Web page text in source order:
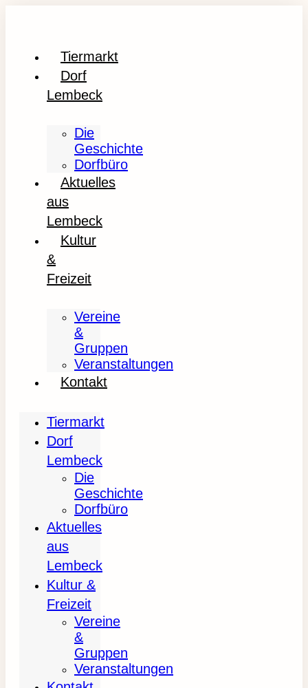
Tiermarkt
Dorf
Lembeck
Die
Geschichte
Dorfbüro
Aktuelles
aus
Lembeck
Kultur
&
Freizeit
Vereine
&
Gruppen
Veranstaltungen
Kontakt
Tiermarkt
Dorf
Lembeck
Die
Geschichte
Dorfbüro
Aktuelles
aus
Lembeck
Kultur &
Freizeit
Vereine
&
Gruppen
Veranstaltungen